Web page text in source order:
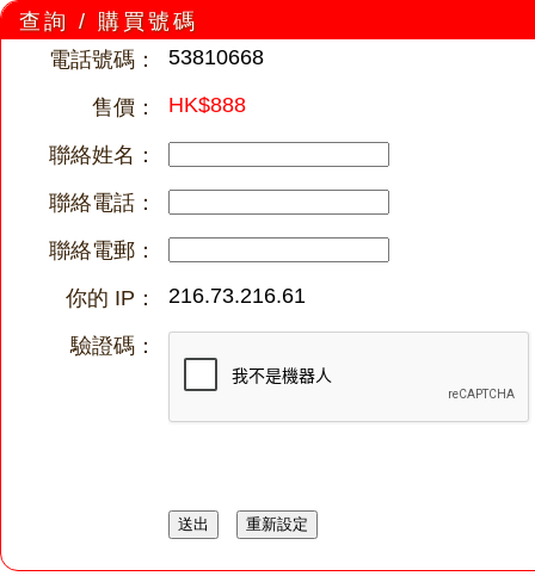
查詢 / 購買號碼
電話號碼：
53810668
售價： HK$888
聯絡姓名：
聯絡電話：
聯絡電郵：
你的 IP：
216.73.216.61
驗證碼：